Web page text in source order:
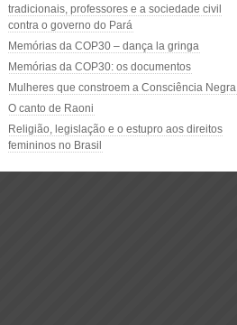
tradicionais, professores e a sociedade civil
contra o governo do Pará
Memórias da COP30 – dança la gringa
Memórias da COP30: os documentos
Mulheres que constroem a Consciência Negra
O canto de Raoni
Religião, legislação e o estupro aos direitos
femininos no Brasil